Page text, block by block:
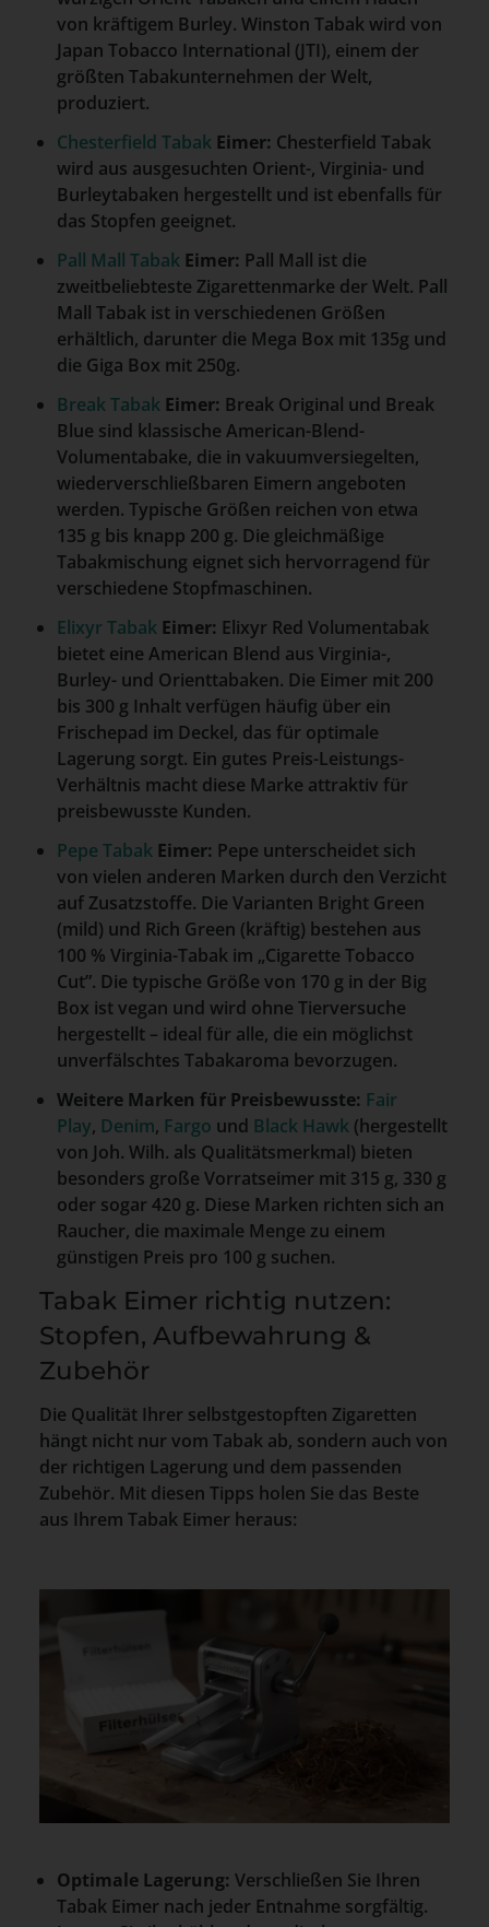
von kräftigem Burley. Winston Tabak wird von
Japan Tobacco International (JTI), einem der
größten Tabakunternehmen der Welt,
produziert.
Chesterfield Tabak Eimer: Chesterfield Tabak
wird aus ausgesuchten Orient-, Virginia- und
Burleytabaken hergestellt und ist ebenfalls für
das Stopfen geeignet.
Pall Mall Tabak Eimer: Pall Mall ist die
zweitbeliebteste Zigarettenmarke der Welt. Pall
Mall Tabak ist in verschiedenen Größen
erhältlich, darunter die Mega Box mit 135g und
die Giga Box mit 250g.
Break Tabak Eimer: Break Original und Break
Blue sind klassische American-Blend-
Volumentabake, die in vakuumversiegelten,
wiederverschließbaren Eimern angeboten
werden. Typische Größen reichen von etwa
135 g bis knapp 200 g. Die gleichmäßige
Tabakmischung eignet sich hervorragend für
verschiedene Stopfmaschinen.
Elixyr Tabak Eimer: Elixyr Red Volumentabak
bietet eine American Blend aus Virginia-,
Burley- und Orienttabaken. Die Eimer mit 200
bis 300 g Inhalt verfügen häufig über ein
Frischepad im Deckel, das für optimale
Lagerung sorgt. Ein gutes Preis-Leistungs-
Verhältnis macht diese Marke attraktiv für
preisbewusste Kunden.
Pepe Tabak Eimer: Pepe unterscheidet sich
von vielen anderen Marken durch den Verzicht
auf Zusatzstoffe. Die Varianten Bright Green
(mild) und Rich Green (kräftig) bestehen aus
100 % Virginia-Tabak im „Cigarette Tobacco
Cut”. Die typische Größe von 170 g in der Big
Box ist vegan und wird ohne Tierversuche
hergestellt – ideal für alle, die ein möglichst
unverfälschtes Tabakaroma bevorzugen.
Weitere Marken für Preisbewusste: Fair
Play, Denim, Fargo und Black Hawk (hergestellt
von Joh. Wilh. als Qualitätsmerkmal) bieten
besonders große Vorratseimer mit 315 g, 330 g
oder sogar 420 g. Diese Marken richten sich an
Raucher, die maximale Menge zu einem
günstigen Preis pro 100 g suchen.
Tabak Eimer richtig nutzen:
Stopfen, Aufbewahrung &
Zubehör
Die Qualität Ihrer selbstgestopften Zigaretten
hängt nicht nur vom Tabak ab, sondern auch von
der richtigen Lagerung und dem passenden
Zubehör. Mit diesen Tipps holen Sie das Beste
aus Ihrem Tabak Eimer heraus:
Optimale Lagerung: Verschließen Sie Ihren
Tabak Eimer nach jeder Entnahme sorgfältig.